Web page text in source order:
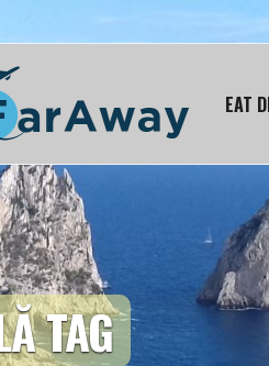
EAT
TAG